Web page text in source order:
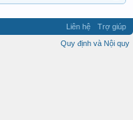
Liên hệ
Trợ giúp
Quy định và Nội quy